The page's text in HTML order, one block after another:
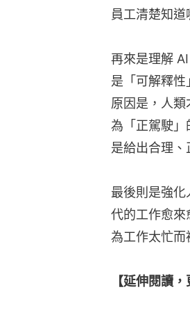
員工清楚知道
再來是理解
是「可解釋
原因是，人
為「正駕駛」
是給出合理、
最後則是強
代的工作愈來
為工作太忙而
【延伸閱讀